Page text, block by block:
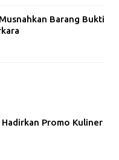
Barang Bukti
Promo Kuliner